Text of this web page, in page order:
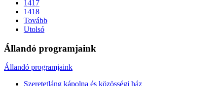
1417
1418
Tovább
Utolsó
Állandó programjaink
Állandó programjaink
Szeretetláng kápolna és közösségi ház